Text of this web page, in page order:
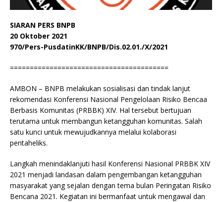
SIARAN PERS BNPB
20 Oktober 2021
970/Pers-PusdatinKK/BNPB/Dis.02.01./X/2021
========================================
AMBON – BNPB melakukan sosialisasi dan tindak lanjut
rekomendasi Konferensi Nasional Pengelolaan Risiko Bencaa
Berbasis Komunitas (PRBBK) XIV. Hal tersebut bertujuan
terutama untuk membangun ketangguhan komunitas. Salah
satu kunci untuk mewujudkannya melalui kolaborasi
pentaheliks.
Langkah menindaklanjuti hasil Konferensi Nasional PRBBK XIV
2021 menjadi landasan dalam pengembangan ketangguhan
masyarakat yang sejalan dengan tema bulan Peringatan Risiko
Bencana 2021. Kegiatan ini bermanfaat untuk mengawal dan